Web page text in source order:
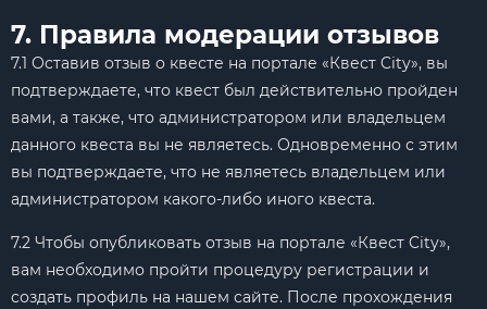
7. Правила модерации отзывов
7.1 Оставив отзыв о квесте на портале «Квест City», вы
подтверждаете, что квест был действительно пройден
вами, а также, что администратором или владельцем
данного квеста вы не являетесь. Одновременно с этим
вы подтверждаете, что не являетесь владельцем или
администратором какого-либо иного квеста.
7.2 Чтобы опубликовать отзыв на портале «Квест City»,
вам необходимо пройти процедуру регистрации и
создать профиль на нашем сайте. После прохождения